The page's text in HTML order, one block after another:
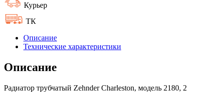
Курьер
ТК
Описание
Технические характеристики
Описание
Радиатор трубчатый Zehnder Charleston, модель 2180, 2